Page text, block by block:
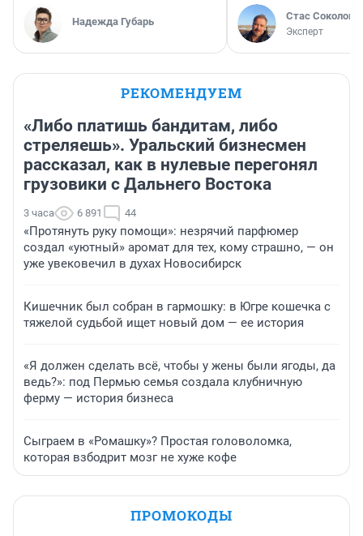
Надежда Губарь Стас Соколов
Эксперт
РЕКОМЕНДУЕМ
«Либо платишь бандитам, либо
стреляешь». Уральский бизнесмен
рассказал, как в нулевые перегонял
грузовики с Дальнего Востока
3 часа 6 891 44
«Протянуть руку помощи»: незрячий парфюмер
создал «уютный» аромат для тех, кому страшно, — он
уже увековечил в духах Новосибирск
Кишечник был собран в гармошку: в Югре кошечка с
тяжелой судьбой ищет новый дом — ее история
«Я должен сделать всё, чтобы у жены были ягоды, да
ведь?»: под Пермью семья создала клубничную
ферму — история бизнеса
Сыграем в «Ромашку»? Простая головоломка,
которая взбодрит мозг не хуже кофе
ПРОМОКОДЫ